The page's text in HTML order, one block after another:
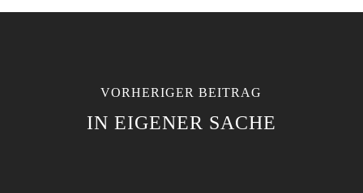
VORHERIGER BEITRAG
IN EIGENER SACHE